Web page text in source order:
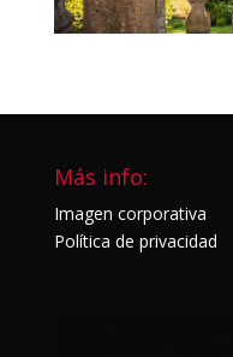
Más info:
Imagen corporativa
Política de privacidad